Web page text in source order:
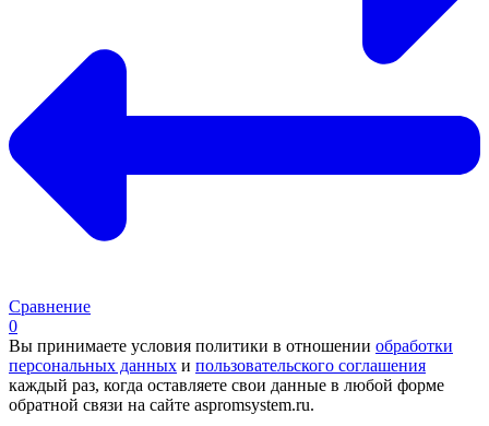
Сравнение
0
Вы принимаете условия политики в отношении обработки
персональных данных и пользовательского соглашения
каждый раз, когда оставляете свои данные в любой форме
обратной связи на сайте aspromsystem.ru.